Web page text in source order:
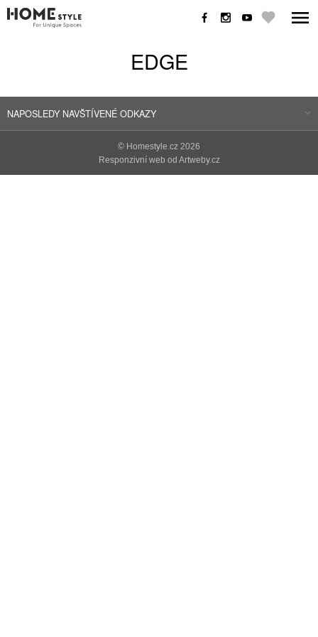
EDGE
NAPOSLEDY NAVŠTÍVENÉ ODKAZY
© Homestyle.cz 2026
Responzivní web od Artweby.cz